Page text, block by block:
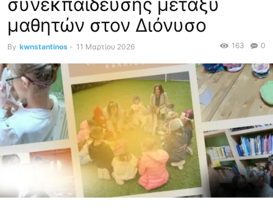
μαθητών στον Διόνυσο
By kwnstantinos - 11 Μαρτίου 2026 0
163